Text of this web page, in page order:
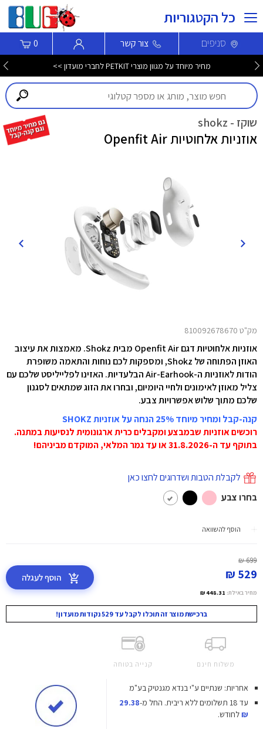
כל הקטגוריות
סניפים צור קשר 0
מחיר מיוחד על מגוון מוצרי PETKIT לחברי מועדון >>
שוקז - shokz
אוזניות אלחוטיות Openfit Air
מק"ט 810092678670
אוזניות אלחוטיות דגם Openfit Air מבית Shokz. מאמצות את עיצוב
האוזן הפתוחה של Shokz, ומספקות לכם נוחות והתאמה משופרת
הודות לאוזניות ה-Air-Earhook הבלעדיות. האזינו לפלייליסט שלכם עם
צליל מאוזן לאימונים ולחיי היומיום, ובחרו את הזוג שמתאים לסגנון
שלכם מתוך שלוש אפשרויות צבע.
קנה-קבל ומחיר מיוחד 25% הנחה על אוזניות SHOKZ
רוכשים אוזניות שבמבצע ומקבלים כרית ארגונומית לנסיעות במתנה.
בתוקף עד ה-31.8.2026 או עד גמר המלאי, המוקדם מביניהם!
לקבלת הטבות ושדרוגים לחצו כאן
בחרו צבע
הוסף להשוואה
699 ₪
529 ₪
מחיר באילת: 448.31 ₪
הוסף לעגלה
ברכישת מוצר זה תוכלו לקבל עד 529 נקודות מועדון!
משלוח חינם קנייה בטוחה
אחריות: שנתיים ע"י בנדא מגנטיק בע"מ
עד 18 תשלומים ללא ריבית.
החל מ-29.38
₪לחודש.